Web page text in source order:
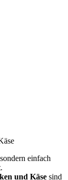
einfach
.
und Käse sind